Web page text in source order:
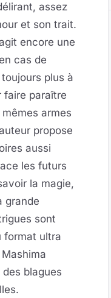
assez
et son trait.
encore une
cas de
plus à
faire paraître
armes
propose
aussi
les futurs
la magie,
grande
sont
format ultra
blagues